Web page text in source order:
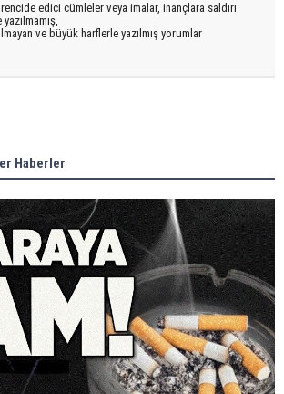
edici cümleler veya imalar, inançlara saldırı
ve büyük harflerle yazılmış yorumlar
Haberler